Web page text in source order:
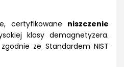
certyfikowane niszczenie
klasy demagnetyzera.
ze Standardem NIST